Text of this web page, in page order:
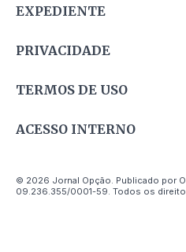
EXPEDIENTE
PRIVACIDADE
TERMOS DE USO
ACESSO INTERNO
© 2026 Jornal Opção. Publicado por
09.236.355/0001-59. Todos os